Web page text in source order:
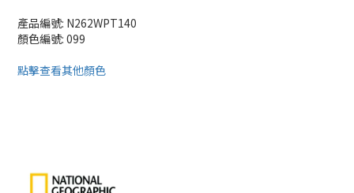
產品編號: N262WPT140
顏色編號: 099
點擊查看其他顏色